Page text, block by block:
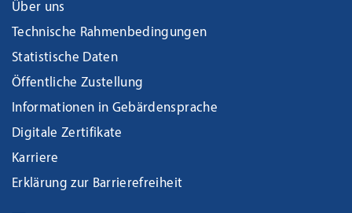
Über uns
Technische Rahmenbedingungen
Statistische Daten
Öffentliche Zustellung
Informationen in Gebärdensprache
Digitale Zertifikate
Karriere
Erklärung zur Barrierefreiheit